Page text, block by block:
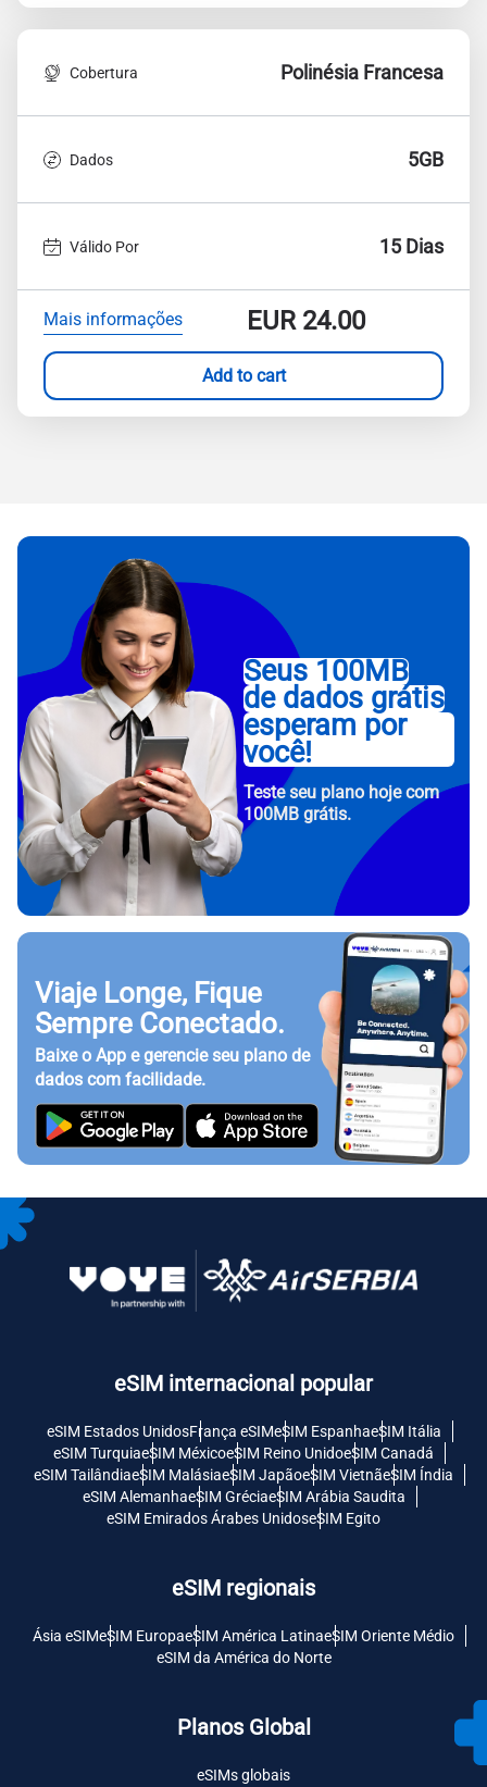
Cobertura Polinésia Francesa
Dados 5GB
Válido Por 15 Dias
Mais informações EUR24.00
Add to cart
Seus 100MB
de dados grátis
esperam por
você!
Teste seu plano hoje com
100MB grátis.
Viaje Longe, Fique
Sempre Conectado.
Baixe o App e gerencie seu plano de
dados com facilidade.
eSIM internacional popular
eSIM Estados UnidosFrança eSIMeSIM EspanhaeSIM Itália
eSIM TurquiaeSIM MéxicoeSIM Reino UnidoeSIM Canadá
eSIM TailândiaeSIM MalásiaeSIM JapãoeSIM VietnãeSIM Índia
eSIM AlemanhaeSIM GréciaeSIM Arábia Saudita
eSIM Emirados Árabes UnidoseSIM Egito
eSIM regionais
Ásia eSIMeSIM EuropaeSIM América LatinaeSIM Oriente Médio
eSIM da América do Norte
Planos Global
eSIMs globais